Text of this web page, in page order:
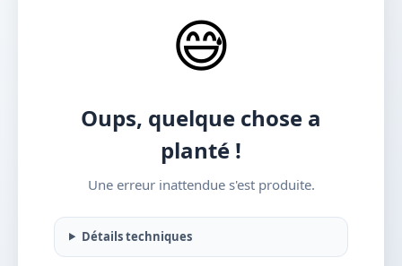
😅
Oups, quelque chose a
planté !
Une erreur inattendue s'est produite.
Détails techniques